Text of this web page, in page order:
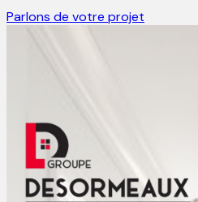
Parlons de votre projet